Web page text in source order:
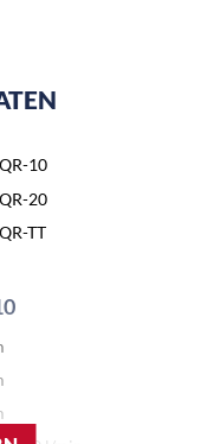
10
20
TT